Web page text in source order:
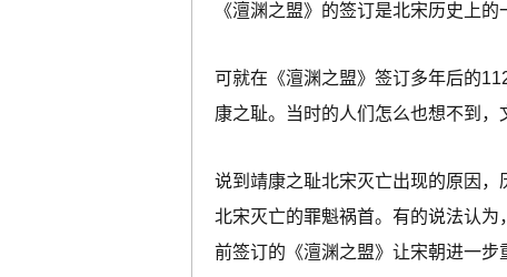
《澶渊之盟》的签订是北宋历史上
可就在《澶渊之盟》签订多年后的
康之耻。当时的人们怎么也想不到，
说到靖康之耻北宋灭亡出现的原因
北宋灭亡的罪魁祸首。有的说法认
前签订的《澶渊之盟》让宋朝进一步